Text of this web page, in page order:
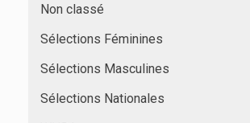
Non classé
Sélections Féminines
Sélections Masculines
Sélections Nationales